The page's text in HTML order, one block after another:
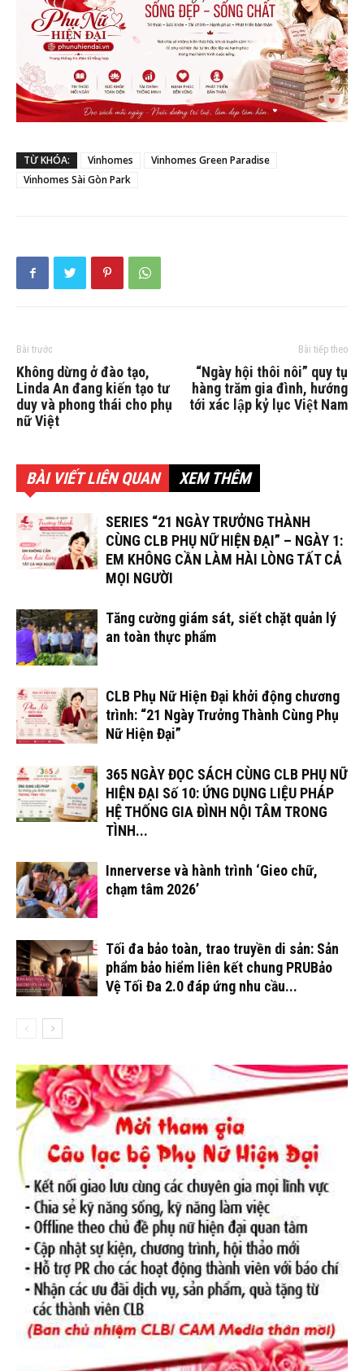
TỪ KHÓA: Vinhomes
Vinhomes Green Paradise
Vinhomes Sài Gòn Park
Bài trước
Không dừng ở đào tạo,
Linda An đang kiến tạo tư
duy và phong thái cho phụ
nữ Việt
Bài tiếp theo
“Ngày hội thôi nôi” quy tụ
hàng trăm gia đình, hướng
tới xác lập kỷ lục Việt Nam
BÀI VIẾT LIÊN QUAN XEM THÊM
SERIES “21 NGÀY TRƯỞNG THÀNH
CÙNG CLB PHỤ NỮ HIỆN ĐẠI” – NGÀY 1:
EM KHÔNG CẦN LÀM HÀI LÒNG TẤT CẢ
MỌI NGƯỜI
Tăng cường giám sát, siết chặt quản lý
an toàn thực phẩm
CLB Phụ Nữ Hiện Đại khởi động chương
trình: “21 Ngày Trưởng Thành Cùng Phụ
Nữ Hiện Đại”
365 NGÀY ĐỌC SÁCH CÙNG CLB PHỤ NỮ
HIỆN ĐẠI Số 10: ỨNG DỤNG LIỆU PHÁP
HỆ THỐNG GIA ĐÌNH NỘI TÂM TRONG
TÌNH...
Innerverse và hành trình ‘Gieo chữ,
chạm tâm 2026’
Tối đa bảo toàn, trao truyền di sản: Sản
phẩm bảo hiểm liên kết chung PRUBảo
Vệ Tối Đa 2.0 đáp ứng nhu cầu...